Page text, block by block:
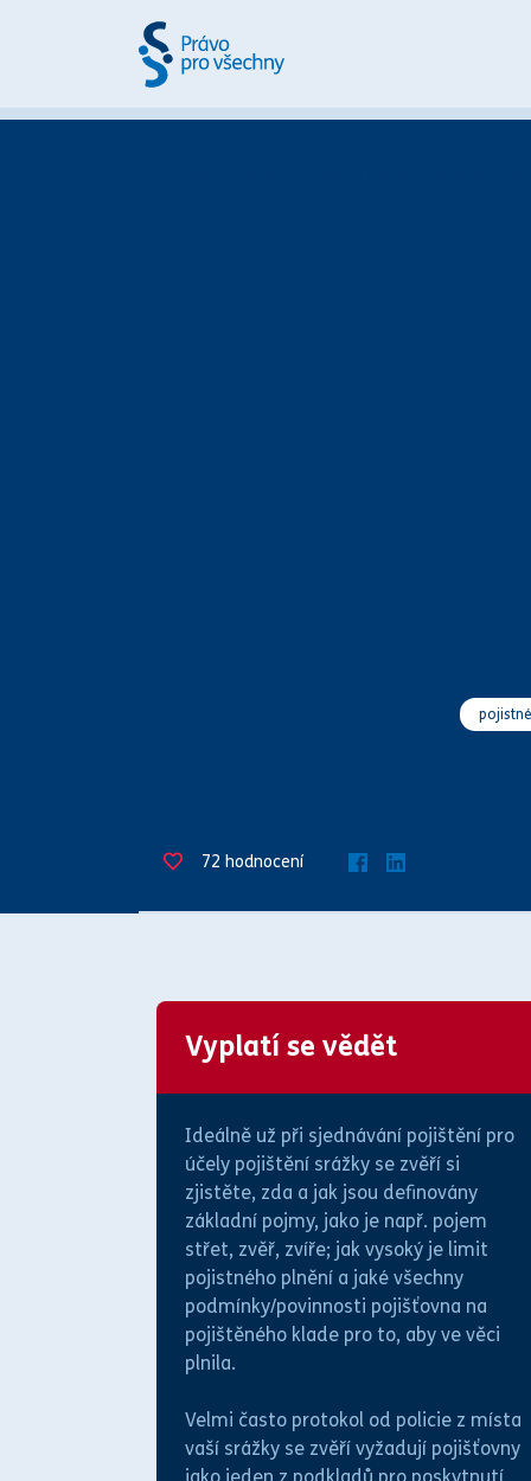
72 hodnocení
Vyplatí se vědět
Ideálně už při sjednávání pojištění pro
účely pojištění srážky se zvěří si
zjistěte, zda a jak jsou definovány
základní pojmy, jako je např. pojem
střet, zvěř, zvíře; jak vysoký je limit
pojistného plnění a jaké všechny
podmínky/povinnosti pojišťovna na
pojištěného klade pro to, aby ve věci
plnila.
Velmi často protokol od policie z místa
vaší srážky se zvěří vyžadují pojišťovny